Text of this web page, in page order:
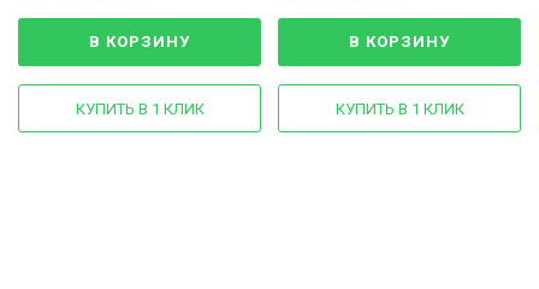
В КОРЗИНУ
КУПИТЬ В 1 КЛИК
В КОРЗИНУ
КУПИТЬ В 1 КЛИК